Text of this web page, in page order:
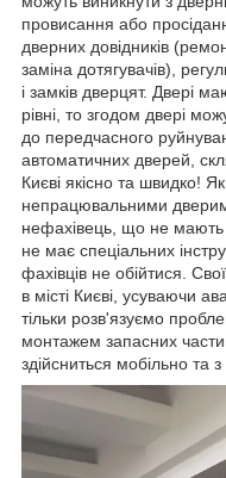
провисання або
дверних довідників
заміна дотягувачів),
і замків дверцят. Двері
рівні, то згодом двері
до передчасного
автоматичних дверей,
Києві якісно та швидко!
непрацювальними
нефахівець, що не мають
не має спеціальних
фахівців не обійтися.
в місті Києві, усуваючи
тільки розв'язуємо
монтажем запасних
здійсниться мобільно та з